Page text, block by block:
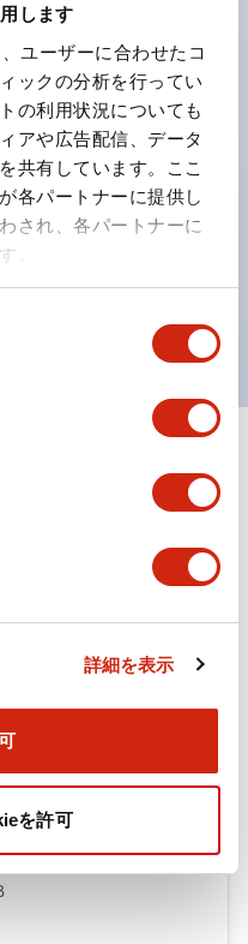
します
ユーザーに合わせたコ
ックの分析を行ってい
の利用状況についても
アや広告配信、データ
共有しています。ここ
各パートナーに提供し
され、各パートナーに
。
詳細を表示
を許可
頻繁に方向転換させると
コントロールすることが
わせて組み合わせ自由
クできるインタロック付
CSシリーズカムスイッチ